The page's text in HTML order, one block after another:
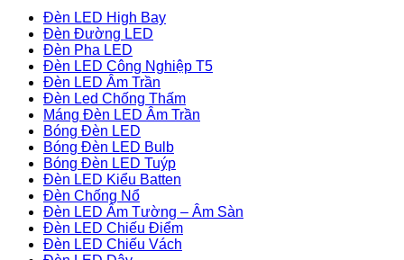
Đèn LED High Bay
Đèn Đường LED
Đèn Pha LED
Đèn LED Công Nghiệp T5
Đèn LED Âm Trần
Đèn Led Chống Thấm
Máng Đèn LED Âm Trần
Bóng Đèn LED
Bóng Đèn LED Bulb
Bóng Đèn LED Tuýp
Đèn LED Kiểu Batten
Đèn Chống Nổ
Đèn LED Âm Tường – Âm Sàn
Đèn LED Chiếu Điểm
Đèn LED Chiếu Vách